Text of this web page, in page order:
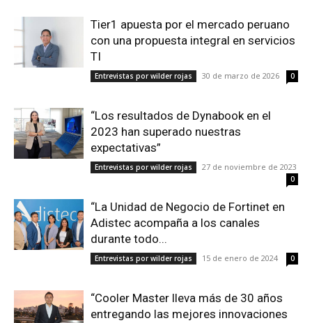
Tier1 apuesta por el mercado peruano
con una propuesta integral en servicios
TI
Entrevistas por wilder rojas 30 de marzo de 2026 0
“Los resultados de Dynabook en el
2023 han superado nuestras
expectativas”
Entrevistas por wilder rojas 27 de noviembre de 2023
0
“La Unidad de Negocio de Fortinet en
Adistec acompaña a los canales
durante todo...
Entrevistas por wilder rojas 15 de enero de 2024 0
“Cooler Master lleva más de 30 años
entregando las mejores innovaciones